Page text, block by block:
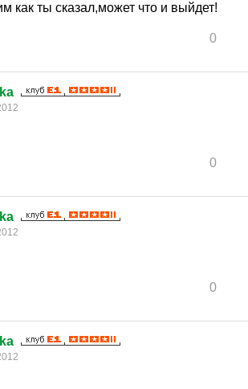
как ты сказал,может что и выйдет!
0
0
0